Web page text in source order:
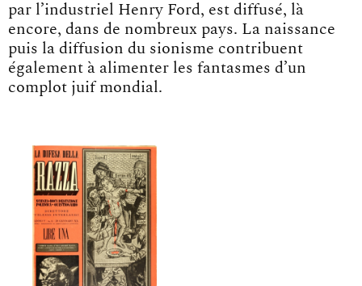
par l’industriel Henry Ford, est diffusé, là
encore, dans de nombreux pays. La naissance
puis la diffusion du sionisme contribuent
également à alimenter les fantasmes d’un
complot juif mondial.